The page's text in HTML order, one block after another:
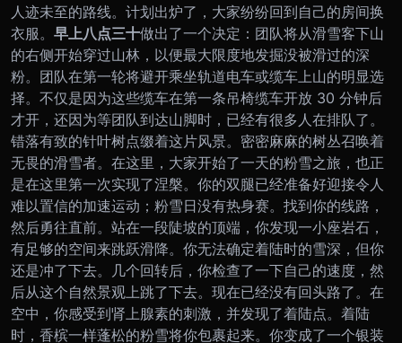
人迹未至的路线。计划出炉了，大家纷纷回到自己的房间换
衣服。 早上八点三十做出了一个决定：团队将从滑雪客下山
的右侧开始穿过山林，以便最大限度地发掘没被滑过的深
粉。团队在第一轮将避开乘坐轨道电车或缆车上山的明显选
择。不仅是因为这些缆车在第一条吊椅缆车开放 30 分钟后
才开，还因为等团队到达山脚时，已经有很多人在排队了。
错落有致的针叶树点缀着这片风景。密密麻麻的树丛召唤着
无畏的滑雪者。在这里，大家开始了一天的粉雪之旅，也正
是在这里第一次实现了涅槃。 你的双腿已经准备好迎接令人
难以置信的加速运动；粉雪日没有热身赛。找到你的线路，
然后勇往直前。 站在一段陡坡的顶端，你发现一小座岩石，
有足够的空间来跳跃滑降。你无法确定着陆时的雪深，但你
还是冲了下去。几个回转后，你检查了一下自己的速度，然
后从这个自然景观上跳了下去。现在已经没有回头路了。 在
空中，你感受到肾上腺素的刺激，并发现了着陆点。着陆
时，香槟一样蓬松的粉雪将你包裹起来。你变成了一个银装